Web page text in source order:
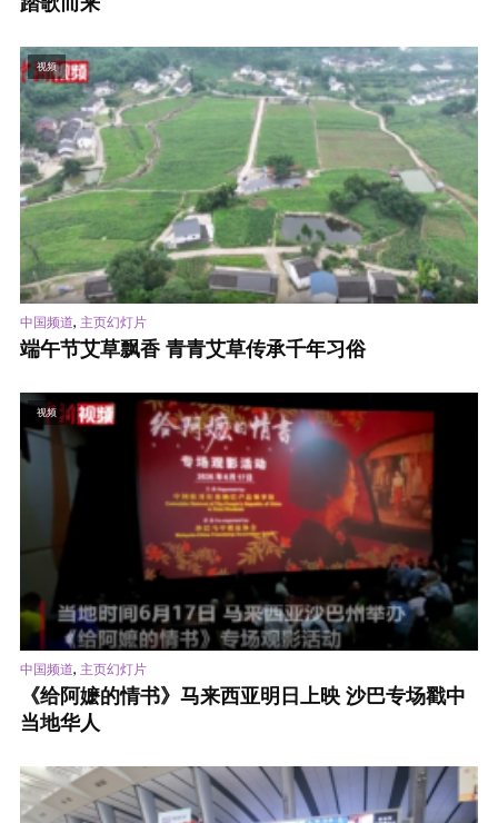
视频
中国频道, 主页幻灯片
端午节艾草飘香 青青艾草传承千年习俗
视频
中国频道, 主页幻灯片
《给阿嬷的情书》马来西亚明日上映 沙巴专场戳中
当地华人